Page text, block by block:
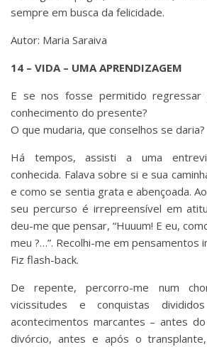
sempre em busca da felicidade.
Autor: Maria Saraiva
14 – VIDA – UMA APRENDIZAGEM
E se nos fosse permitido regressar
conhecimento do presente?
O que mudaria, que conselhos se daria?
Há tempos, assisti a uma
conhecida. Falava sobre si e sua
e como se sentia grata e abençoada.
seu percurso é irrepreensível em
deu-me que pensar, “Huuum! E eu,
meu ?…”. Recolhi-me em pensamentos
Fiz flash-back.
De repente, percorro-me num
vicissitudes e conquistas
acontecimentos marcantes – antes
divórcio, antes e após o